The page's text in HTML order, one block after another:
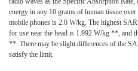
energy in any 10 grams of human tissue
mobile phones is 2.0 W/kg. The highest
for use near the head is 1.992 W/kg **, and
**. There may be slight differences of the
satisfy the limit.